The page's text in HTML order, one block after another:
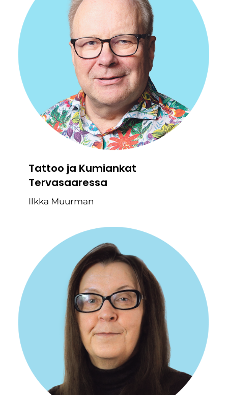
Tattoo ja Kumiankat
Tervasaaressa
Ilkka Muurman